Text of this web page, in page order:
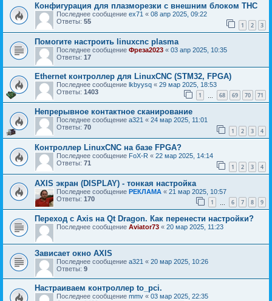
Конфигурация для плазморезки с внешним блоком THC
Последнее сообщение ex71 « 08 апр 2025, 09:22
Ответы: 55 1 2 3
Помогите настроить linuxcnc plasma
Последнее сообщение Фреза2023 « 03 апр 2025, 10:35
Ответы: 17
Ethernet контроллер для LinuxCNC (STM32, FPGA)
Последнее сообщение lkbyysq « 29 мар 2025, 18:53
Ответы: 1403 1 68 69 70 71
Непрерывное контактное сканирование
Последнее сообщение a321 « 24 мар 2025, 11:01
Ответы: 70 1 2 3 4
Контроллер LinuxCNC на базе FPGA?
Последнее сообщение FoX-R « 22 мар 2025, 14:14
Ответы: 71 1 2 3 4
AXIS экран (DISPLAY) - тонкая настройка
Последнее сообщение РЕКЛАМА « 21 мар 2025, 10:57
Ответы: 170 1 6 7 8 9
Переход с Axis на Qt Dragon. Как перенести настройки?
Последнее сообщение Aviator73 « 20 мар 2025, 11:23
Зависает окно AXIS
Последнее сообщение a321 « 20 мар 2025, 10:26
Ответы: 9
Настраиваем контроллер to_pci.
Последнее сообщение mmv « 03 мар 2025, 22:35